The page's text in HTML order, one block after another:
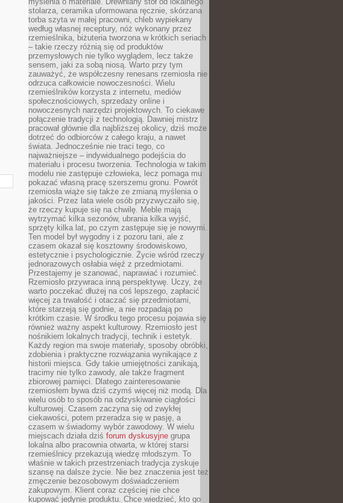
stolarza, ceramika uformowana ręcznie, skórzana
torba szyta w małej pracowni, chleb wypiekany
według własnej receptury, nóż wykonany przez
rzemieślnika, biżuteria tworzona w krótkich seriach
– takie rzeczy różnią się od produktów
przemysłowych nie tylko wyglądem, lecz także
sensem, jaki za sobą niosą. Warto przy tym
zauważyć, że współczesny renesans rzemiosła nie
odrzuca całkowicie nowoczesności. Wielu
rzemieślników korzysta z internetu, mediów
społecznościowych, sprzedaży online i
nowoczesnych narzędzi projektowych. To ciekawe
połączenie tradycji z technologią. Dawniej mistrz
pracował głównie dla najbliższej okolicy, dziś może
dotrzeć do odbiorców z całego kraju, a nawet
świata. Jednocześnie nie traci tego, co
najważniejsze – indywidualnego podejścia do
materiału i procesu tworzenia. Technologia w takim
modelu nie zastępuje człowieka, lecz pomaga mu
pokazać własną pracę szerszemu gronu. Powrót
rzemiosła wiąże się także ze zmianą myślenia o
jakości. Przez lata wiele osób przyzwyczaiło się,
że rzeczy kupuje się na chwilę. Meble mają
wytrzymać kilka sezonów, ubrania kilka wyjść,
sprzęty kilka lat, po czym zastępuje się je nowymi.
Ten model był wygodny i z pozoru tani, ale z
czasem okazał się kosztowny środowiskowo,
estetycznie i psychologicznie. Życie wśród rzeczy
jednorazowych osłabia więź z przedmiotami.
Przestajemy je szanować, naprawiać i rozumieć.
Rzemiosło przywraca inną perspektywę. Uczy, że
warto poczekać dłużej na coś lepszego, zapłacić
więcej za trwałość i otaczać się przedmiotami,
które starzeją się godnie, a nie rozpadają po
krótkim czasie. W środku tego procesu pojawia się
również ważny aspekt kulturowy. Rzemiosło jest
nośnikiem lokalnych tradycji, technik i estetyk.
Każdy region ma swoje materiały, sposoby obróbki,
zdobienia i praktyczne rozwiązania wynikające z
historii miejsca. Gdy takie umiejętności zanikają,
tracimy nie tylko zawody, ale także fragment
zbiorowej pamięci. Dlatego zainteresowanie
rzemiosłem bywa dziś czymś więcej niż modą. Dla
wielu osób to sposób na odzyskiwanie ciągłości
kulturowej. Czasem zaczyna się od zwykłej
ciekawości, potem przeradza się w pasję, a
czasem w świadomy wybór zawodowy. W wielu
miejscach działa dziś forum dyskusyjne grupa
lokalna albo pracownia otwarta, w której starsi
rzemieślnicy przekazują wiedzę młodszym. To
właśnie w takich przestrzeniach tradycja zyskuje
szansę na dalsze życie. Nie bez znaczenia jest też
zmęczenie bezosobowym doświadczeniem
zakupowym. Klient coraz częściej nie chce
kupować jedynie produktu. Chce wiedzieć, kto go